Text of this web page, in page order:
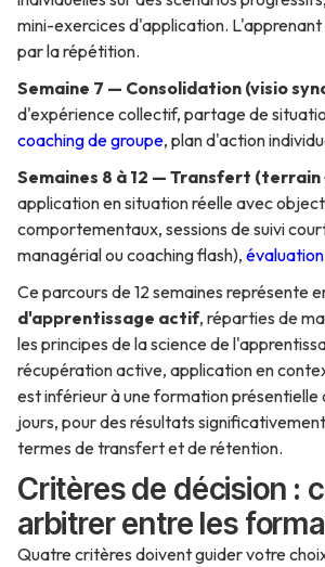
mini-exercices d'application. L'apprenant
par la répétition.
Semaine 7 — Consolidation (visio
d'expérience collectif, partage de
coaching de groupe, plan d'action
Semaines 8 à 12 — Transfert (terrain
application en situation réelle avec
comportementaux, sessions de suivi
managérial ou coaching flash),
Ce parcours de 12 semaines représente
d'apprentissage actif, réparties de
les principes de la science de
récupération active, application en
est inférieur à une formation présentielle
jours, pour des résultats
termes de transfert et de rétention.
Critères de décision :
arbitrer entre les
Quatre critères doivent guider votre